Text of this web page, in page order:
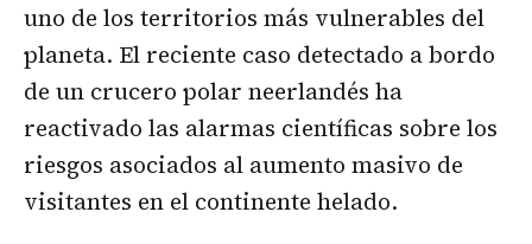
uno de los territorios más vulnerables del
planeta. El reciente caso detectado a bordo
de un crucero polar neerlandés ha
reactivado las alarmas científicas sobre los
riesgos asociados al aumento masivo de
visitantes en el continente helado.